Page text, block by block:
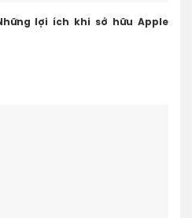
lợi ích khi sở hữu Apple